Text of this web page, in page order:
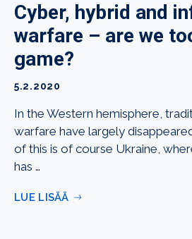
Cyber, hybrid and
warfare – are we
game?
5.2.2020
In the Western hemisphere,
warfare have largely
of this is of course Ukraine,
has …
LUE LISÄÄ